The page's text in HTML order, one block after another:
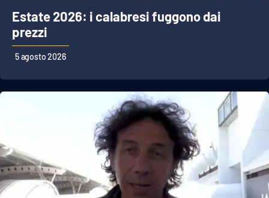
Estate 2026: i calabresi fuggono dai
prezzi
5 agosto 2026